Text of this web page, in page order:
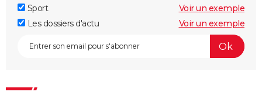
Sport
Voir un exemple
Les dossiers d'actu
Voir un exemple